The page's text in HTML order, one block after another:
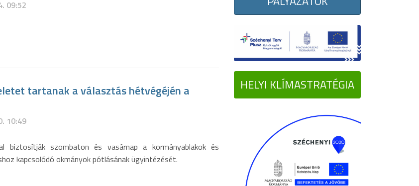
09:52
tartanak a választás hétvégéjén a
10:49
biztosítják szombaton és vasárnap a kormányablakok és
kapcsolódó okmányok pótlásának ügyintézését.
HELYI KLÍMASTRATÉGIA